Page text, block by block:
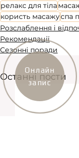
релакс для тіла
користь масажуспа
Розслаблення і
Рекомендації
Сезонні поради
Останні пости
Онлайн
запис